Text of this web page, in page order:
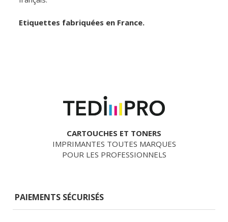
CARTOUCHES ET TONERS
IMPRIMANTES TOUTES MARQUES
POUR LES PROFESSIONNELS
PAIEMENTS SÉCURISÉS
Etiquettes fabriquées en France.